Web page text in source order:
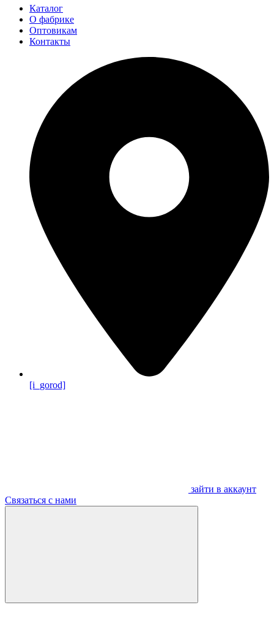
Каталог
О фабрике
Оптовикам
Контакты
[i_gorod]
зайти в аккаунт
Связаться с нами